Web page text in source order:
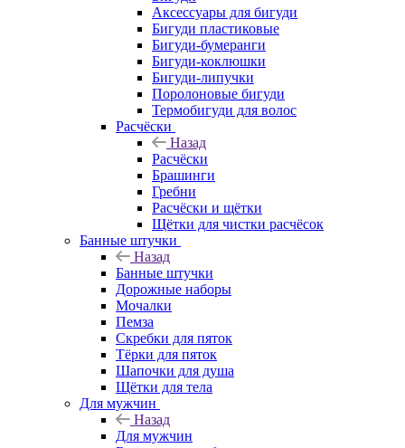
Аксессуары для бигуди
Бигуди пластиковые
Бигуди-бумеранги
Бигуди-коклюшки
Бигуди-липучки
Поролоновые бигуди
Термобигуди для волос
Расчёски
Назад
Расчёски
Брашинги
Гребни
Расчёски и щётки
Щётки для чистки расчёсок
Банные штучки
Назад
Банные штучки
Дорожные наборы
Мочалки
Пемза
Скребки для пяток
Тёрки для пяток
Шапочки для душа
Щётки для тела
Для мужчин
Назад
Для мужчин